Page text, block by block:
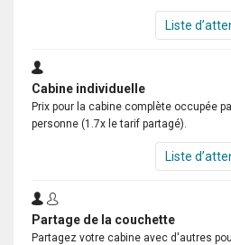
Liste
Cabine individuelle
Prix pour la cabine complète occupée
personne (1.7x le tarif partagé).
Liste
Partage de la couchette
Partagez votre cabine avec d'autres